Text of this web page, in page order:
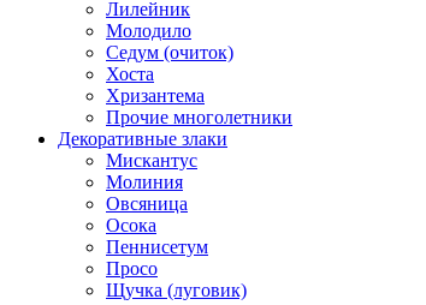
Лилейник
Молодило
Седум (очиток)
Хоста
Хризантема
Прочие многолетники
Декоративные злаки
Мискантус
Молиния
Овсяница
Осока
Пеннисетум
Просо
Щучка (луговик)